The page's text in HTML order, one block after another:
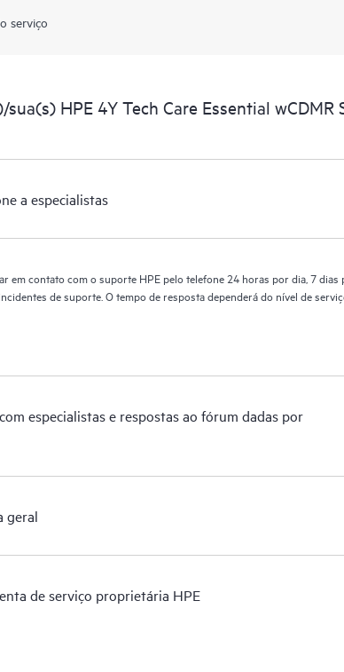
serviço
HPE 4Y Tech Care Essential wCDMR
a especialistas
em contato com o suporte HPE pelo telefone 24 horas por dia, 7 dias
de suporte. O tempo de resposta dependerá do nível de
especialistas e respostas ao fórum dadas por
geral
de serviço proprietária HPE